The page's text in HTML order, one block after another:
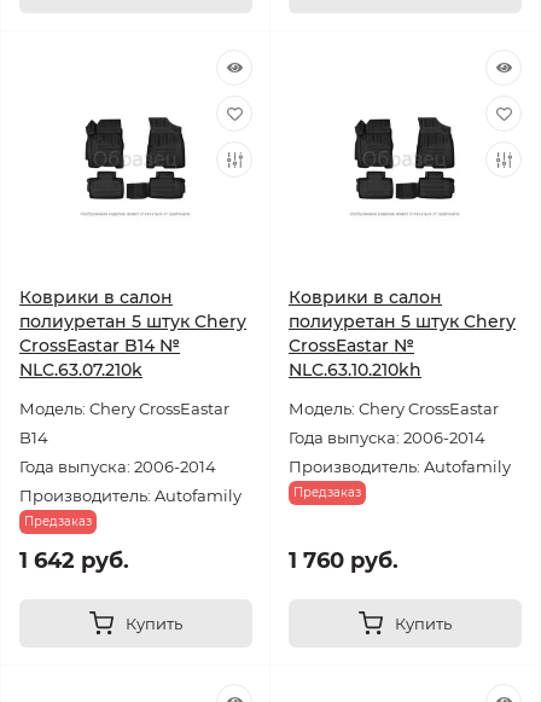
Коврики в салон
полиуретан 5 штук Chery
CrossEastar B14 №
NLC.63.07.210k
Модель: Chery CrossEastar
B14
Года выпуска: 2006-2014
Производитель: Autofamily
Предзаказ
1 642 руб.
Купить
Коврики в салон
полиуретан 5 штук Chery
CrossEastar №
NLC.63.10.210kh
Модель: Chery CrossEastar
Года выпуска: 2006-2014
Производитель: Autofamily
Предзаказ
1 760 руб.
Купить